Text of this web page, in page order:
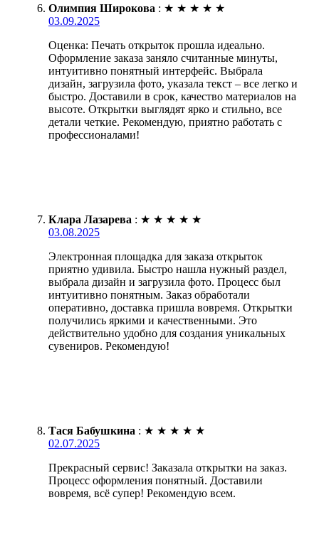
Олимпия Широкова : ★ ★ ★ ★ ★
03.09.2025
Оценка: Печать открыток прошла идеально.
Оформление заказа заняло считанные минуты,
интуитивно понятный интерфейс. Выбрала
дизайн, загрузила фото, указала текст – все легко и
быстро. Доставили в срок, качество материалов на
высоте. Открытки выглядят ярко и стильно, все
детали четкие. Рекомендую, приятно работать с
профессионалами!
Клара Лазарева : ★ ★ ★ ★ ★
03.08.2025
Электронная площадка для заказа открыток
приятно удивила. Быстро нашла нужный раздел,
выбрала дизайн и загрузила фото. Процесс был
интуитивно понятным. Заказ обработали
оперативно, доставка пришла вовремя. Открытки
получились яркими и качественными. Это
действительно удобно для создания уникальных
сувениров. Рекомендую!
Тася Бабушкина : ★ ★ ★ ★ ★
02.07.2025
Прекрасный сервис! Заказала открытки на заказ.
Процесс оформления понятный. Доставили
вовремя, всё супер! Рекомендую всем.